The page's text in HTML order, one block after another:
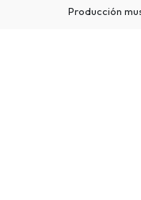
Producción